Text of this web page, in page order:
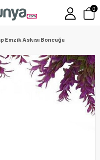
0
Emzik Askısı Boncuğu